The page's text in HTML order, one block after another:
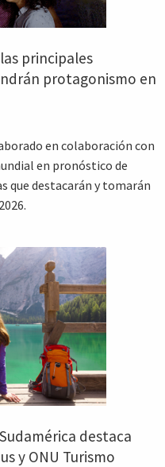
principales
protagonismo en
en colaboración con
en pronóstico de
que destacarán y tomarán
destaca
y ONU Turismo